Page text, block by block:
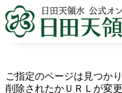
ご指定のページは見つかり
削除されたかＵＲＬが変